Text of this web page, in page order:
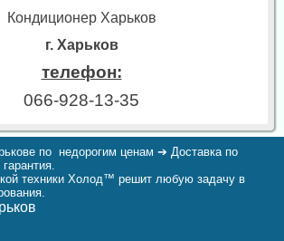
Кондиционер Харьков
г. Харьков
телефон:
066-928-13-35
по недорогим ценам ➔ Доставка по
техники Холод™ решит любую задачу в